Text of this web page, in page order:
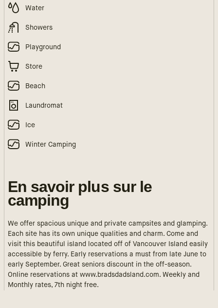
Water
Showers
Playground
Store
Beach
Laundromat
Ice
Winter Camping
En savoir plus sur le
camping
We offer spacious unique and private campsites and glamping.
Each site has its own unique qualities and charm. Come and
visit this beautiful island located off of Vancouver Island easily
accessible by ferry. Early reservations a must from late June to
early September. Great seniors discount in the off-season.
Online reservations at www.bradsdadsland.com. Weekly and
Monthly rates, 7th night free.